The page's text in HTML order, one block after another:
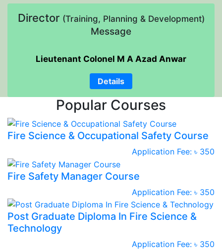
Director (Training, Planning & Development)
Message
Lieutenant Colonel M A Azad Anwar
Details
Popular Courses
Fire Science & Occupational Safety Course
Application Fee: ৳ 350
Fire Safety Manager Course
Application Fee: ৳ 350
Post Graduate Diploma In Fire Science &
Technology
Application Fee: ৳ 350